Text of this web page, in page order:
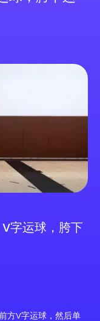
字运球，胯下
方V字运球，然后单